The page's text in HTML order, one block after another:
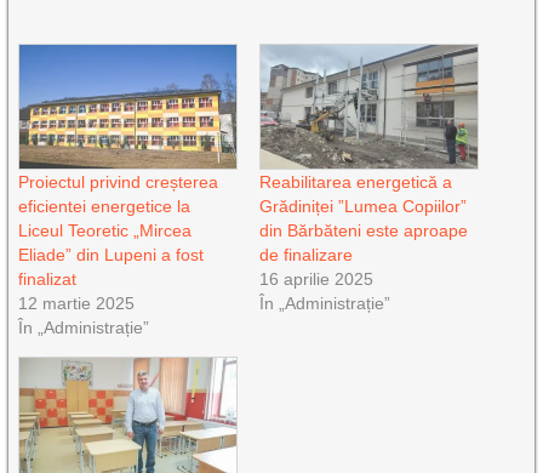
Proiectul privind creșterea
eficientei energetice la
Liceul Teoretic „Mircea
Eliade” din Lupeni a fost
finalizat
12 martie 2025
În „Administrație”
Reabilitarea energetică a
Grădiniței ”Lumea Copiilor”
din Bărbăteni este aproape
de finalizare
16 aprilie 2025
În „Administrație”